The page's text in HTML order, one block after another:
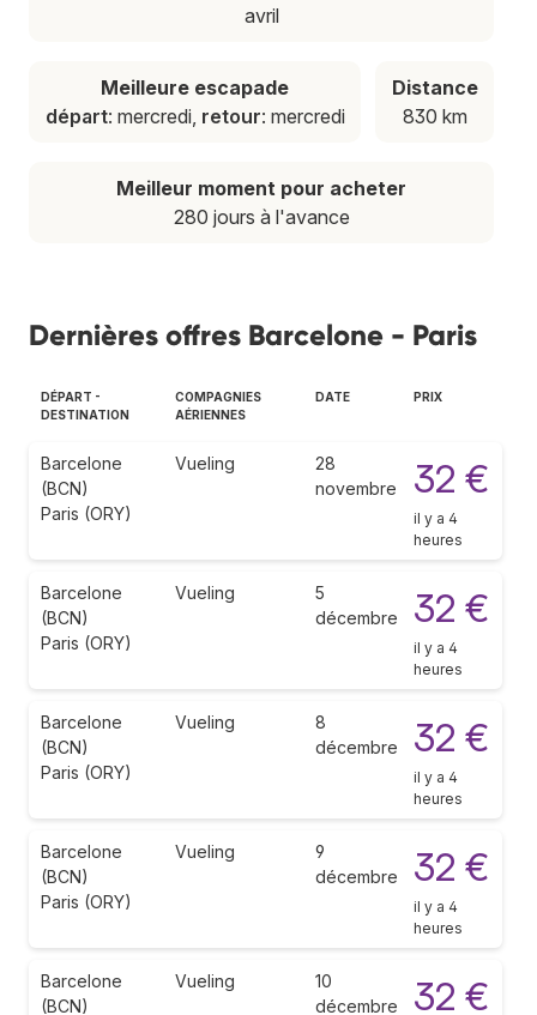
avril
Meilleure escapade
départ: mercredi, retour: mercredi
Distance
830 km
Meilleur moment pour acheter
280 jours à l'avance
Dernières offres Barcelone - Paris
DÉPART -
DESTINATION
COMPAGNIES
AÉRIENNES
DATE PRIX
Barcelone
(BCN)
Paris (ORY)
Vueling
28
novembre
32 €
il y a 4
heures
Barcelone
(BCN)
Paris (ORY)
Vueling
5
décembre
32 €
il y a 4
heures
Barcelone
(BCN)
Paris (ORY)
Vueling
8
décembre
32 €
il y a 4
heures
Barcelone
(BCN)
Paris (ORY)
Vueling
9
décembre
32 €
il y a 4
heures
Barcelone
(BCN)
Vueling
10
décembre
32 €